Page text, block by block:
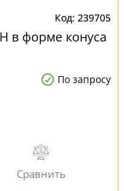
239705
в форме конуса
По запросу